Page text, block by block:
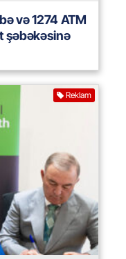
və 1274 ATM
şəbəkəsinə
Reklam